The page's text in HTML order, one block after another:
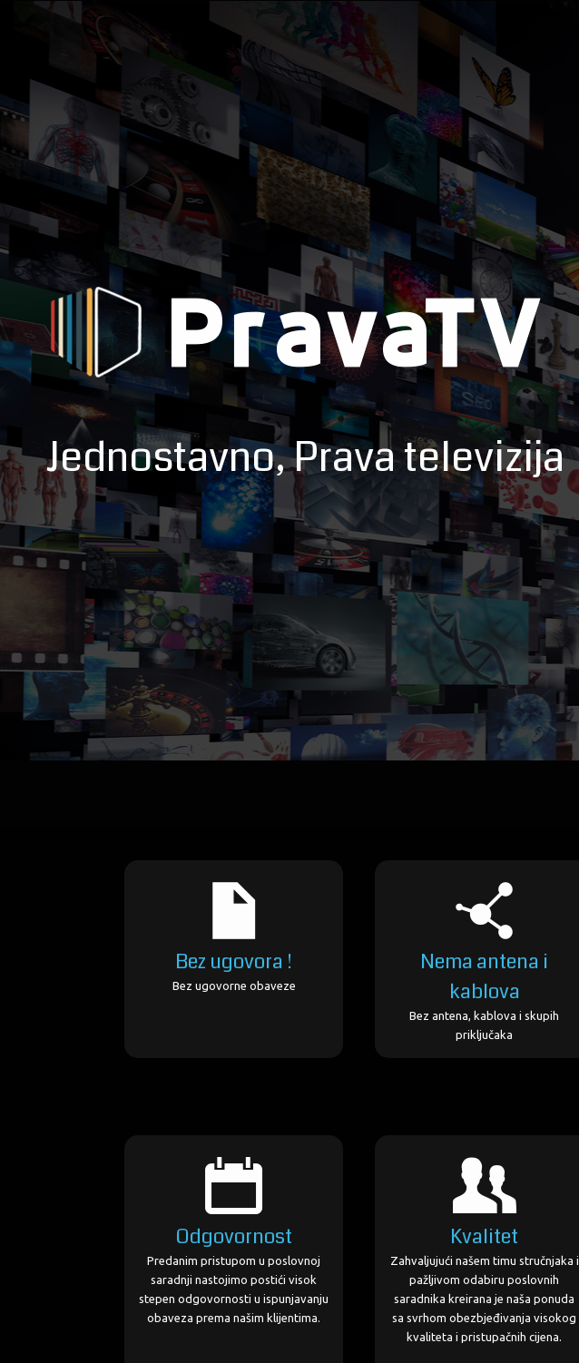
Jednostavno, Prava televizija
Bez ugovora !
Bez ugovorne obaveze
Nema antena i
kablova
Bez antena, kablova i skupih
priključaka
Odgovornost
Predanim pristupom u poslovnoj
saradnji nastojimo postići visok
stepen odgovornosti u ispunjavanju
obaveza prema našim klijentima.
Kvalitet
Zahvaljujući našem timu stručnjaka i
pažljivom odabiru poslovnih
saradnika kreirana je naša ponuda
sa svrhom obezbjeđivanja visokog
kvaliteta i pristupačnih cijena.